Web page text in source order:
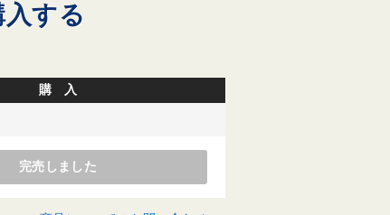
する
購 入
完売しました